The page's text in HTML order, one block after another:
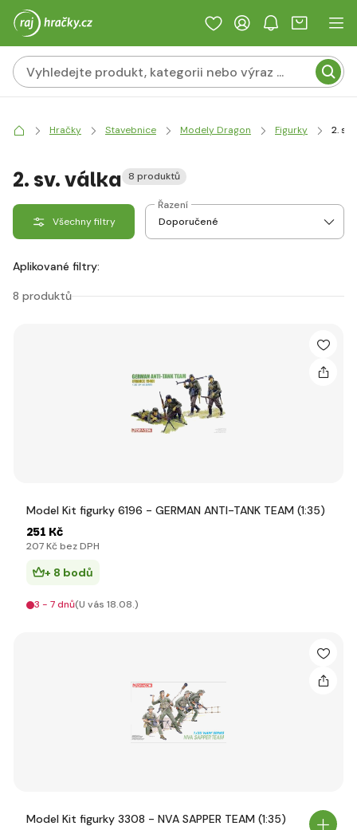
Hračky Stavebnice Modely Dragon Figurky 2. sv.
2. sv. válka 8 produktů
Všechny filtry
Řazení
Aplikované filtry:
8 produktů
Model Kit figurky 6196 - GERMAN ANTI-TANK TEAM (1:35)
251 Kč
207 Kč bez DPH
+ 8 bodů
3 - 7 dnů(U vás 18.08.)
Model Kit figurky 3308 - NVA SAPPER TEAM (1:35)